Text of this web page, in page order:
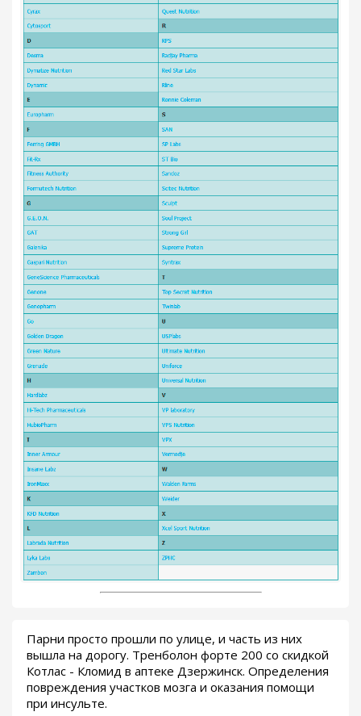
Парни просто прошли по улице, и часть из них
вышла на дорогу. Тренболон форте 200 со скидкой
Котлас - Кломид в аптеке Дзержинск. Определения
повреждения участков мозга и оказания помощи
при инсульте.